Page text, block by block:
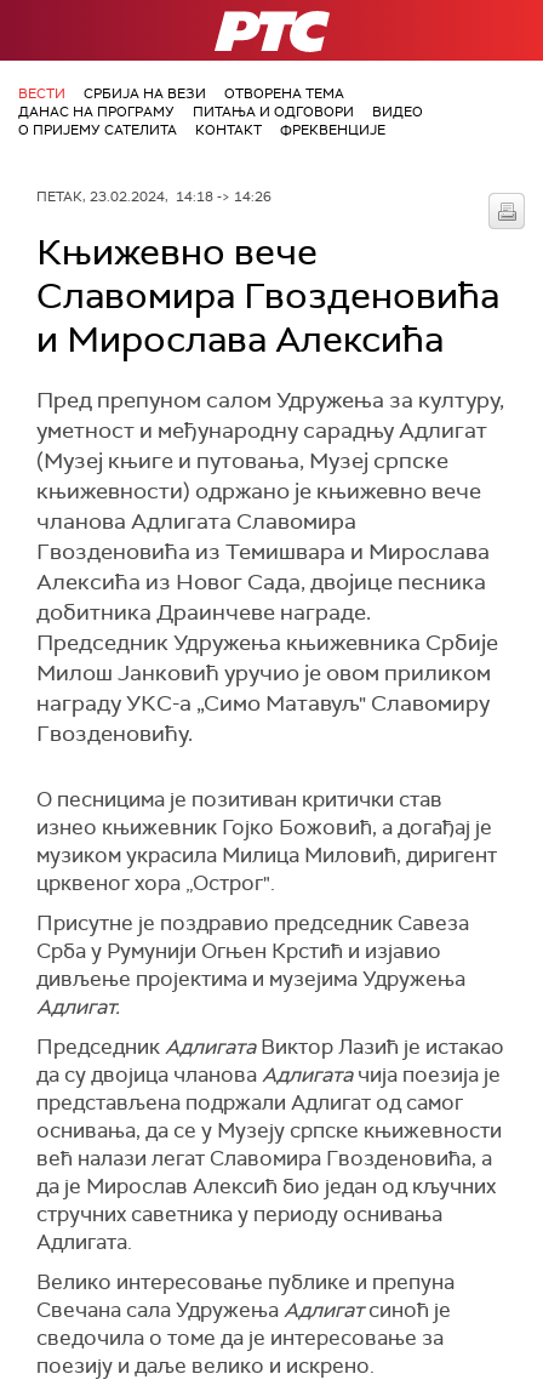
РТС
ВЕСТИ СРБИЈА НА ВЕЗИ
ОТВОРЕНА ТЕМА
ДАНАС НА ПРОГРАМУ
ПИТАЊА И ОДГОВОРИ
ВИДЕО
О ПРИЈЕМУ САТЕЛИТА
КОНТАКТ ФРЕКВЕНЦИЈЕ
ПЕТАК, 23.02.2024, 14:18 -> 14:26
Књижевно вече
Славомира Гвозденовића
и Мирослава Алексића
Пред препуном салом Удружења за културу,
уметност и међународну сарадњу Адлигат
(Музеј књиге и путовања, Музеј српске
књижевности) одржано је књижевно вече
чланова Адлигата Славомира
Гвозденовића из Темишвара и Мирослава
Алексића из Новог Сада, двојице песника
добитника Драинчеве награде.
Председник Удружења књижевника Србије
Милош Јанковић уручио је овом приликом
награду УКС-а „Симо Матавуљ" Славомиру
Гвозденовићу.
О песницима је позитиван критички став
изнео књижевник Гојко Божовић, а догађај је
музиком украсила Милица Миловић, диригент
црквеног хора „Острог".
Присутне је поздравио председник Савеза
Срба у Румунији Огњен Крстић и изјавио
дивљење пројектима и музејима Удружења
Адлигат.
ПредседникАдлигатаВиктор Лазић је истакао
да су двојица члановаАдлигатачија поезија је
представљена подржали Адлигат од самог
оснивања, да се у Музеју српске књижевности
већ налази легат Славомира Гвозденовића, а
да је Мирослав Алексић био један од кључних
стручних саветника у периоду оснивања
Адлигата.
Велико интересовање публике и препуна
Свечана сала УдружењаАдлигатсиноћ је
сведочила о томе да је интересовање за
поезију и даље велико и искрено.